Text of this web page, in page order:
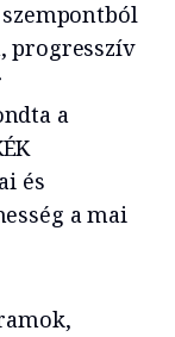
progresszív
a
és
a mai